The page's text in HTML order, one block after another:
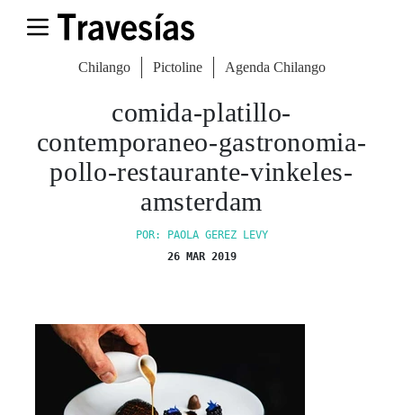
Chilango Pictoline Agenda Chilango
comida-platillo-
contemporaneo-gastronomia-
pollo-restaurante-vinkeles-
amsterdam
POR: PAOLA GEREZ LEVY
26 MAR 2019